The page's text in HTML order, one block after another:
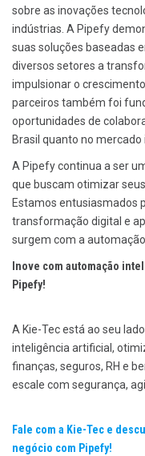
sobre as inovações
indústrias. A Pipefy
suas soluções baseadas
diversos setores a
impulsionar o
parceiros também foi
oportunidades de
Brasil quanto no mercado
A Pipefy continua a ser
que buscam otimizar
Estamos entusiasmados
transformação digital e
surgem com a
Inove com automação
Pipefy!
A Kie-Tec está ao seu
inteligência artificial,
finanças, seguros, RH e
escale com segurança,
Fale com a Kie-Tec e
negócio com Pipefy!